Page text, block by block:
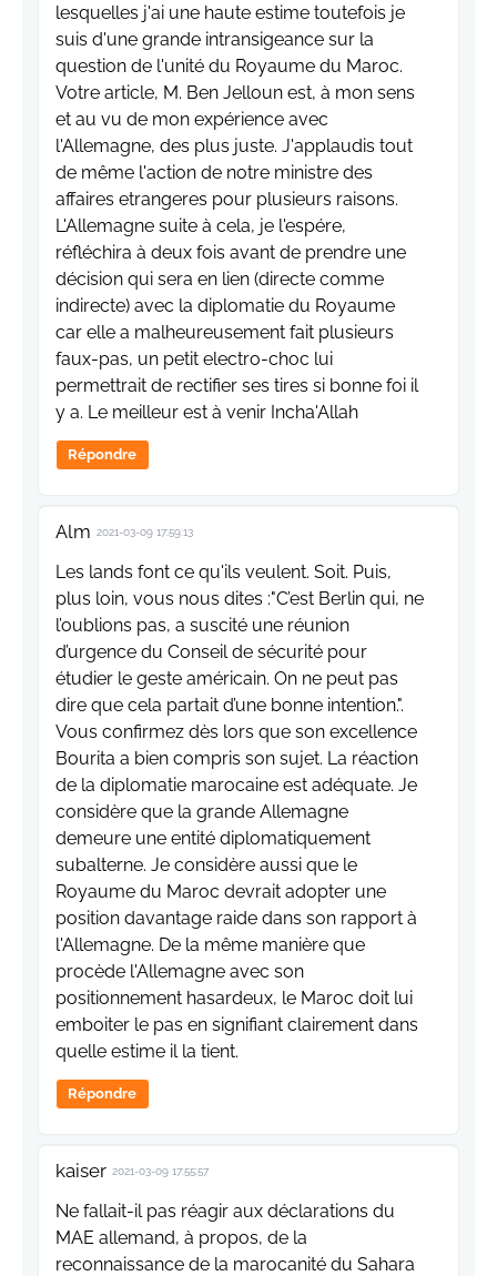
lesquelles j'ai une haute estime toutefois je
suis d'une grande intransigeance sur la
question de l'unité du Royaume du Maroc.
Votre article, M. Ben Jelloun est, à mon sens
et au vu de mon expérience avec
l'Allemagne, des plus juste. J'applaudis tout
de même l'action de notre ministre des
affaires etrangeres pour plusieurs raisons.
L'Allemagne suite à cela, je l'espére,
réfléchira à deux fois avant de prendre une
décision qui sera en lien (directe comme
indirecte) avec la diplomatie du Royaume
car elle a malheureusement fait plusieurs
faux-pas, un petit electro-choc lui
permettrait de rectifier ses tires si bonne foi il
y a. Le meilleur est à venir Incha'Allah
Répondre
Alm 2021-03-09 17:59:13
Les lands font ce qu'ils veulent. Soit. Puis,
plus loin, vous nous dites :"C’est Berlin qui, ne
l’oublions pas, a suscité une réunion
d’urgence du Conseil de sécurité pour
étudier le geste américain. On ne peut pas
dire que cela partait d’une bonne intention.".
Vous confirmez dès lors que son excellence
Bourita a bien compris son sujet. La réaction
de la diplomatie marocaine est adéquate. Je
considère que la grande Allemagne
demeure une entité diplomatiquement
subalterne. Je considère aussi que le
Royaume du Maroc devrait adopter une
position davantage raide dans son rapport à
l'Allemagne. De la même manière que
procède l'Allemagne avec son
positionnement hasardeux, le Maroc doit lui
emboiter le pas en signifiant clairement dans
quelle estime il la tient.
Répondre
kaiser 2021-03-09 17:55:57
Ne fallait-il pas réagir aux déclarations du
MAE allemand, à propos, de la
reconnaissance de la marocanité du Sahara